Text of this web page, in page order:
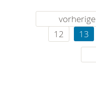
vorherige
12
13